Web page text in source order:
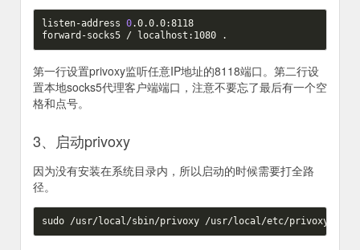
listen-address 0.0.0.0:8118
第一行设置privoxy监听任意IP地址的8118端口。第二行设
置本地socks5代理客户端端口，注意不要忘了最后有一个空
格和点号。
3、启动privoxy
因为没有安装在系统目录内，所以启动的时候需要打全路
径。